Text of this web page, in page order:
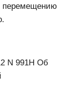
перемещению
N 991Н Об